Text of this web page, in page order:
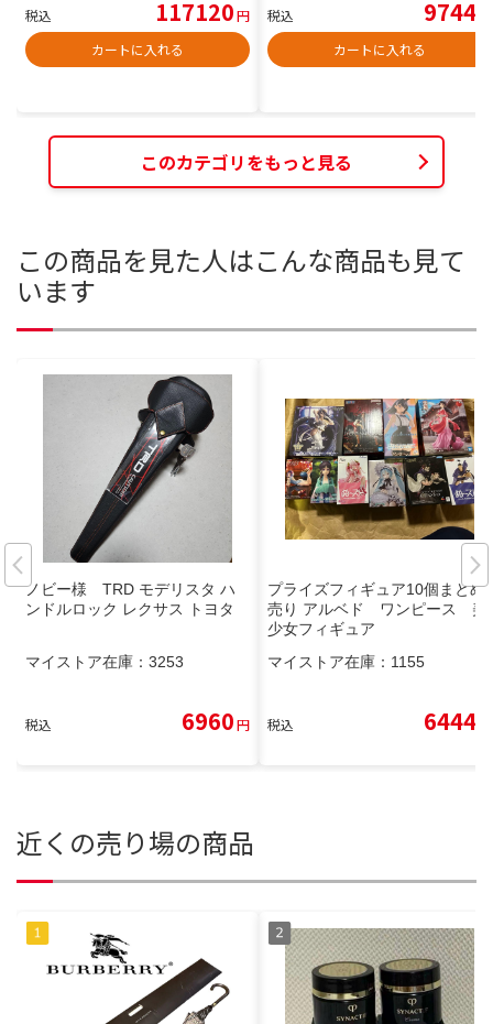
税込 117120円
カートに入れる
税込 9744
カートに入れる
このカテゴリをもっと見る
この商品を見た人はこんな商品も見て
います
ノビー様 TRD モデリスタ ハ
ンドルロック レクサス トヨタ
マイストア在庫： 3253
税込 6960円
プライズフィギュア10個まとめ
売り アルベド ワンピース 美
少女フィギュア
マイストア在庫： 1155
税込 6444
近くの売り場の商品